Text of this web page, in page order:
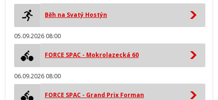
Běh na Svatý Hostýn
05.09.2026 08:00
FORCE SPAC - Mokrolazecká 60
06.09.2026 08:00
FORCE SPAC - Grand Prix Forman